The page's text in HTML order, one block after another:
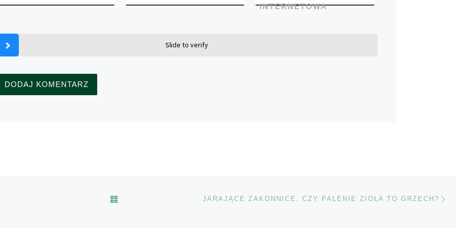
INTERNETOWA
Slide to verify
POWRÓT DO LISTY POSTÓWJARAJĄCE ZAKONNICE. CZY PALENIE ZIOŁA TO GRZECH?